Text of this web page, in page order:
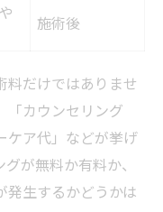
施術後
料だけではありませ
「カウンセリング
ケア代」などが挙げ
が無料か有料か、
発生するかどうかは